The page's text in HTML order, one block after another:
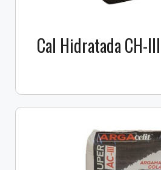
Cal Hidratada CH-